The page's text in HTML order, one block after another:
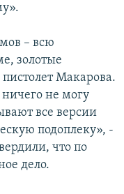
– всю
золотые
Макарова.
ничего не могу
все версии
подоплеку», -
что по
дело.